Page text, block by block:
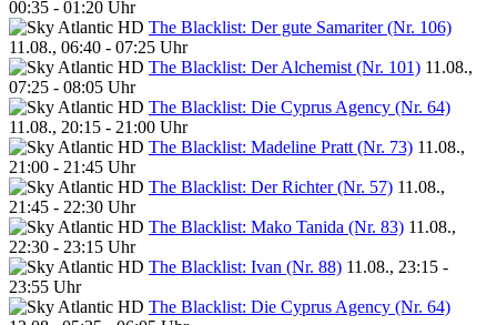
00:35 - 01:20 Uhr
The Blacklist: Der gute Samariter (Nr. 106)
11.08., 06:40 - 07:25 Uhr
The Blacklist: Der Alchemist (Nr. 101) 11.08.,
07:25 - 08:05 Uhr
The Blacklist: Die Cyprus Agency (Nr. 64)
11.08., 20:15 - 21:00 Uhr
The Blacklist: Madeline Pratt (Nr. 73) 11.08.,
21:00 - 21:45 Uhr
The Blacklist: Der Richter (Nr. 57) 11.08.,
21:45 - 22:30 Uhr
The Blacklist: Mako Tanida (Nr. 83) 11.08.,
22:30 - 23:15 Uhr
The Blacklist: Ivan (Nr. 88) 11.08., 23:15 -
23:55 Uhr
The Blacklist: Die Cyprus Agency (Nr. 64)